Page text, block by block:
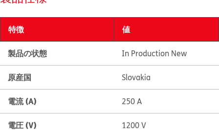
特徴 値
製品の状態 In Production New
原産国 Slovakia
電流 (A) 250 A
電圧 (V) 1200 V